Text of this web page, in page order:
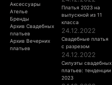
Аксессуары
Ателье
Бренды
Архив Свадебных
платьев
Архив Вечерних
платьев
Платья 2023 на
выпускной из 11
класса
24.12.2022
Свадебные платья
с разрезом
24.12.2022
Силуэты свадебных
платьев: тенденции
2023